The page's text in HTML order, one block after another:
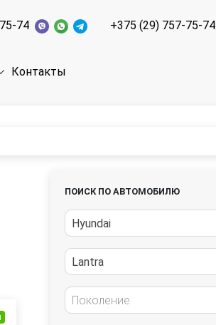
74 +375 (29) 757-75-74
Контакты
ПОИСК ПО АВТОМОБИЛЮ
Hyundai
Lantra
Поколение